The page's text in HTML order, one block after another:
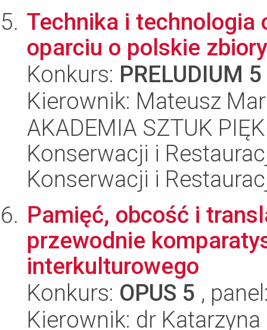
Technika i technologia
oparciu o polskie
Konkurs: PRELUDIUM 5
Kierownik: Mateusz
AKADEMIA SZTUK
Konserwacji i
Konserwacji i
Pamięć, obcość i
przewodnie
interkulturowego
Konkurs: OPUS 5 ,
Kierownik: dr